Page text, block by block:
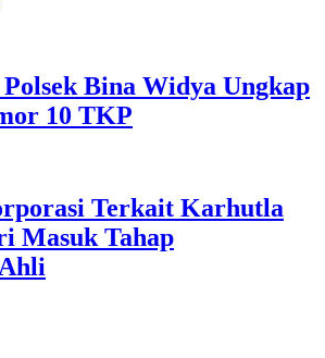
Bina Widya Ungkap
10 TKP
Terkait Karhutla
Masuk Tahap